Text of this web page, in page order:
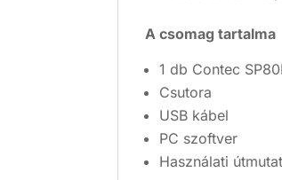
A csomag tartalma
1 db Contec
Csutora
USB kábel
PC szoftver
Használati